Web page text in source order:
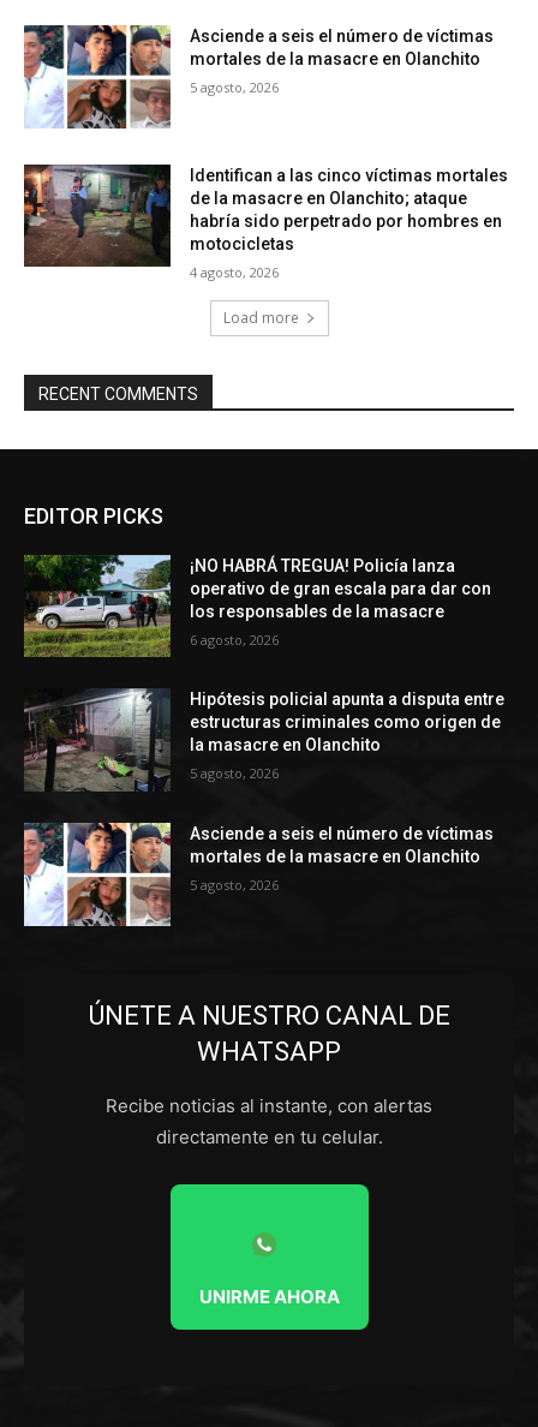
Asciende a seis el número de víctimas
mortales de la masacre en Olanchito
5 agosto, 2026
Identifican a las cinco víctimas mortales
de la masacre en Olanchito; ataque
habría sido perpetrado por hombres en
motocicletas
4 agosto, 2026
Load more
RECENT COMMENTS
EDITOR PICKS
¡NO HABRÁ TREGUA! Policía lanza
operativo de gran escala para dar con
los responsables de la masacre
6 agosto, 2026
Hipótesis policial apunta a disputa entre
estructuras criminales como origen de
la masacre en Olanchito
5 agosto, 2026
Asciende a seis el número de víctimas
mortales de la masacre en Olanchito
5 agosto, 2026
ÚNETE A NUESTRO CANAL DE
WHATSAPP
Recibe noticias al instante, con alertas
directamente en tu celular.
UNIRME AHORA